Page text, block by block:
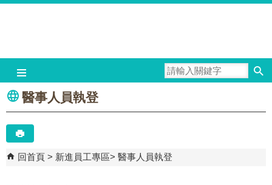
醫事人員執登
回首頁 新進員工專區 醫事人員執登